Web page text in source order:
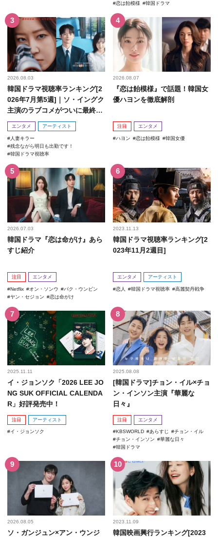
恋は飴模様
韓国ドラマ
2026.08.03
韓国ドラマ視聴率ランキング[2
026年7月第5週]｜ソ・イングク
主演のラブコメがついに最終
回！
エンタメ アーティスト
人妻キラー
残念ながら明日も出勤です！
韓国ドラマ視聴率
2026.08.07
『恋は飴模様』で話題！韓国女
優ハヨンを徹底解剖
注目 エンタメ
ハヨン 恋は飴模様 韓国女優
2026.07.03
韓国ドラマ『恋は命がけ』あら
すじ紹介
注目 エンタメ
Netflix オン・ソンウ
パク・ウンビン
ヤン・セジョン
恋は命がけ
2023.11.13
韓国ドラマ視聴率ランキング[2
023年11月2週目]
エンタメ アーティスト
恋人 韓国ドラマ視聴率 高麗契丹戦争
2025.11.11
イ・ジョンソク「2026 LEE JO
NG SUK OFFICIAL CALENDA
R」好評発売中！
注目 アーティスト
イ・ジョンソク
2025.08.08
[韓国ドラマ]チョン・イル×チョ
ン・インソン主演『華麗な
日々』
注目 エンタメ
KBSWORLD あらすじ
チョン・イル
チョン・インソン
華麗な日々
韓国ドラマ
2026.08.05
ソ・ガンジュン×アン・ウンジ
2023.11.09
韓国映画興行ランキング[2023